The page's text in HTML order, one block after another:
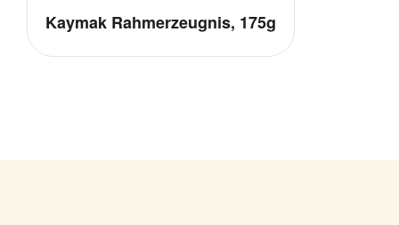
Kaymak Rahmerzeugnis, 175g